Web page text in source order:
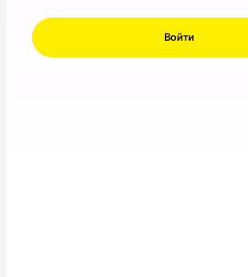
Войти